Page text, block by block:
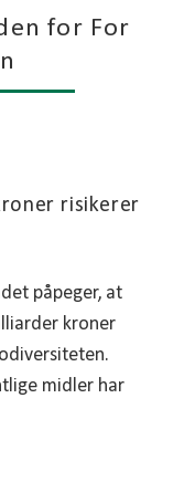
for For
risikerer
påpeger, at
kroner
midler har